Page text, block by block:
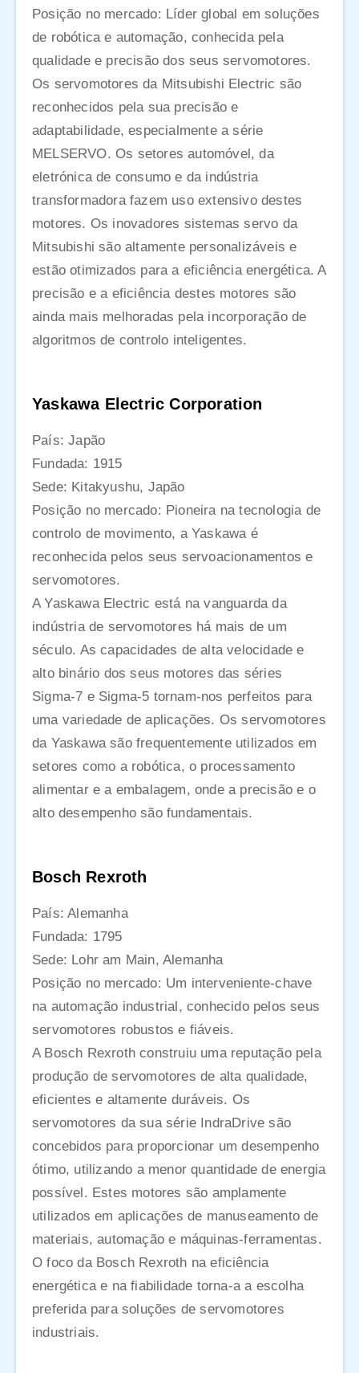
Posição no mercado: Líder global em soluções
de robótica e automação, conhecida pela
qualidade e precisão dos seus servomotores.
Os servomotores da Mitsubishi Electric são
reconhecidos pela sua precisão e
adaptabilidade, especialmente a série
MELSERVO. Os setores automóvel, da
eletrónica de consumo e da indústria
transformadora fazem uso extensivo destes
motores. Os inovadores sistemas servo da
Mitsubishi são altamente personalizáveis e
estão otimizados para a eficiência energética. A
precisão e a eficiência destes motores são
ainda mais melhoradas pela incorporação de
algoritmos de controlo inteligentes.
Yaskawa Electric Corporation
País: Japão
Fundada: 1915
Sede: Kitakyushu, Japão
Posição no mercado: Pioneira na tecnologia de
controlo de movimento, a Yaskawa é
reconhecida pelos seus servoacionamentos e
servomotores.
A Yaskawa Electric está na vanguarda da
indústria de servomotores há mais de um
século. As capacidades de alta velocidade e
alto binário dos seus motores das séries
Sigma-7 e Sigma-5 tornam-nos perfeitos para
uma variedade de aplicações. Os servomotores
da Yaskawa são frequentemente utilizados em
setores como a robótica, o processamento
alimentar e a embalagem, onde a precisão e o
alto desempenho são fundamentais.
Bosch Rexroth
País: Alemanha
Fundada: 1795
Sede: Lohr am Main, Alemanha
Posição no mercado: Um interveniente-chave
na automação industrial, conhecido pelos seus
servomotores robustos e fiáveis.
A Bosch Rexroth construiu uma reputação pela
produção de servomotores de alta qualidade,
eficientes e altamente duráveis. Os
servomotores da sua série IndraDrive são
concebidos para proporcionar um desempenho
ótimo, utilizando a menor quantidade de energia
possível. Estes motores são amplamente
utilizados em aplicações de manuseamento de
materiais, automação e máquinas-ferramentas.
O foco da Bosch Rexroth na eficiência
energética e na fiabilidade torna-a a escolha
preferida para soluções de servomotores
industriais.